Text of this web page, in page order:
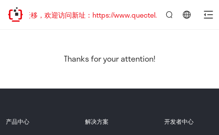
址已迁移，欢迎访问新址：https://www.quectel.com.cn
Thanks for your attention!
产品中心 解决方案 开发者中心